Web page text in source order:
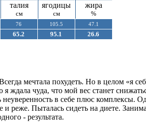
талия
см
ягодицы
см
жира
%
76 105.5
47.1
65.2 95.1 26.6
мечтала похудеть. Но в целом «я
я ждала чуда, что мой вес станет
в себе плюс комплексы.
и реже. Пыталась сидеть на диете.
- результата.